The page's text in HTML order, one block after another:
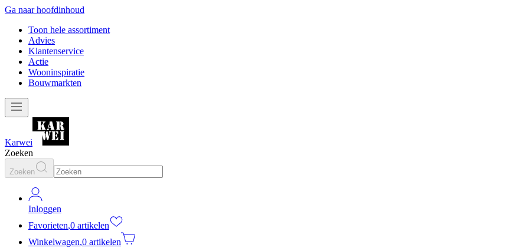
Ga naar hoofdinhoud
Toon hele assortiment
Advies
Klantenservice
Actie
Wooninspiratie
Bouwmarkten
Karwei
Zoeken
Zoeken
Inloggen
Favorieten,0 artikelen
Winkelwagen,0 artikelen